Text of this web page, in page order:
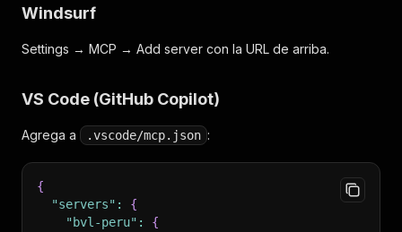
Windsurf
Settings → MCP → Add server con la URL de arriba.
VS Code (GitHub Copilot)
Agrega a .vscode/mcp.json :
{
"servers" :
{
"bvl-peru" :
{